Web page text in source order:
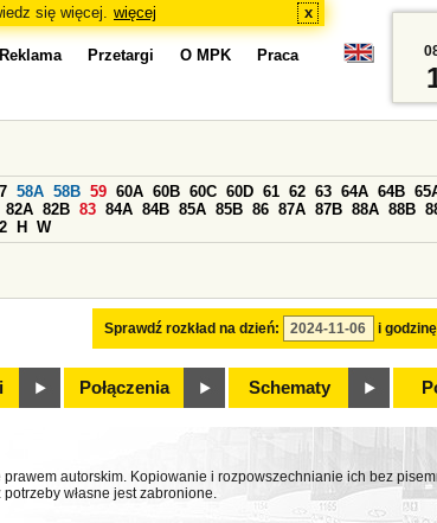
się więcej. więcej x
Reklama Przetargi O MPK Praca
Sprawdź rozkład na dzień: i
58A 58B 59 60A 60B 60C 60D 61 62 63 64A 64B
82A 82B 83 84A 84B 85A 85B 86 87A 87B 88A 88B
H W
Połączenia Schematy
autorskim. Kopiowanie i rozpowszechnianie ich bez
własne jest zabronione.